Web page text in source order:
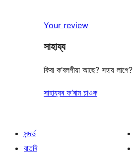
Your review
সাহায্য
কিবা ক’বলগীয়া আছে? সহায় লাগে?
সাহায্যৰ ফ’ৰাম চাওক
সন্দৰ্ভ
বাতৰি